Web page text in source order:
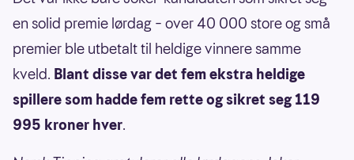
en solid premie lørdag – over 40 000 store og små
premier ble utbetalt til heldige vinnere samme
kveld. Blant disse var det fem ekstra heldige
spillere som hadde fem rette og sikret seg 119
995 kroner hver.